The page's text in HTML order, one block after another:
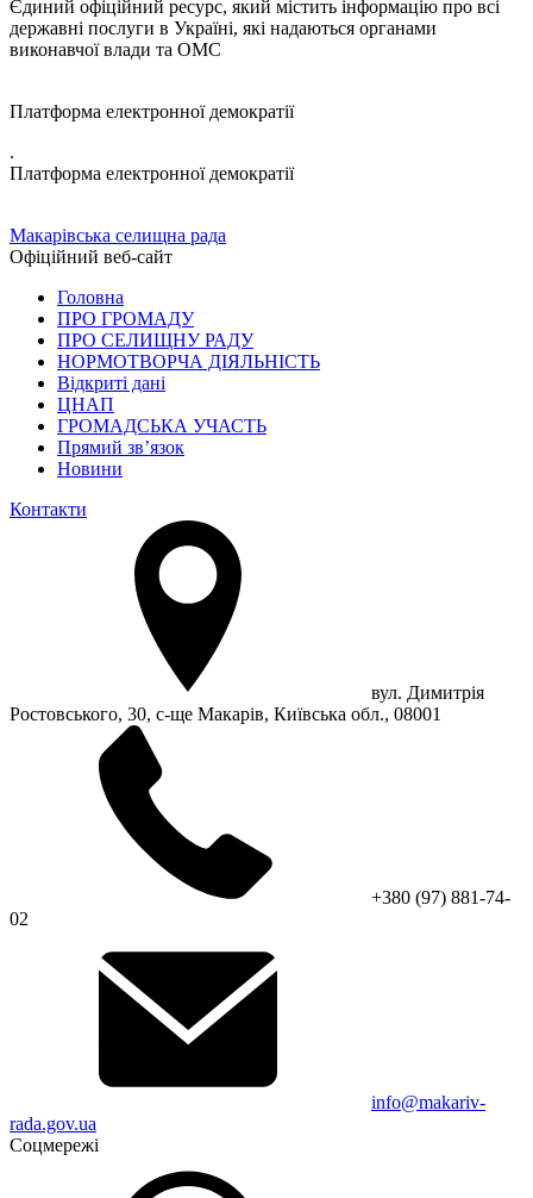
Єдиний офіційний ресурс, який містить інформацію про всі
державні послуги в Україні, які надаються органами
виконавчої влади та ОМС
Платформа електронної демократії
.
Платформа електронної демократії
Макарівська селищна рада
Офіційний веб-сайт
Головна
ПРО ГРОМАДУ
ПРО СЕЛИЩНУ РАДУ
НОРМОТВОРЧА ДІЯЛЬНІСТЬ
Відкриті дані
ЦНАП
ГРОМАДСЬКА УЧАСТЬ
Прямий зв’язок
Новини
Контакти
вул. Димитрія
Ростовського, 30, с-ще Макарів, Київська обл., 08001
+380 (97) 881-74-
02
info@makariv-
rada.gov.ua
Соцмережі